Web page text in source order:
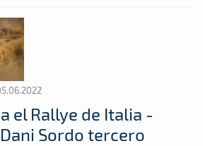
el Rallye de Italia -
Sordo tercero